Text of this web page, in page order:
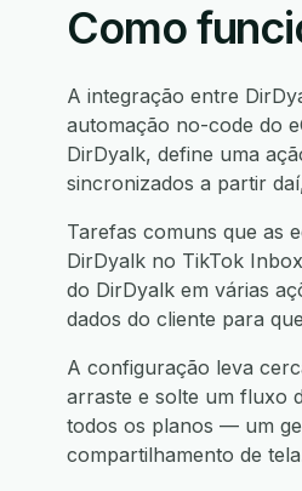
Como
A integração entre
automação no-code do
DirDyalk, define uma
sincronizados a partir
Tarefas comuns que as
DirDyalk no TikTok
do DirDyalk em várias
dados do cliente para
A configuração leva
arraste e solte um fluxo
todos os planos — um
compartilhamento de